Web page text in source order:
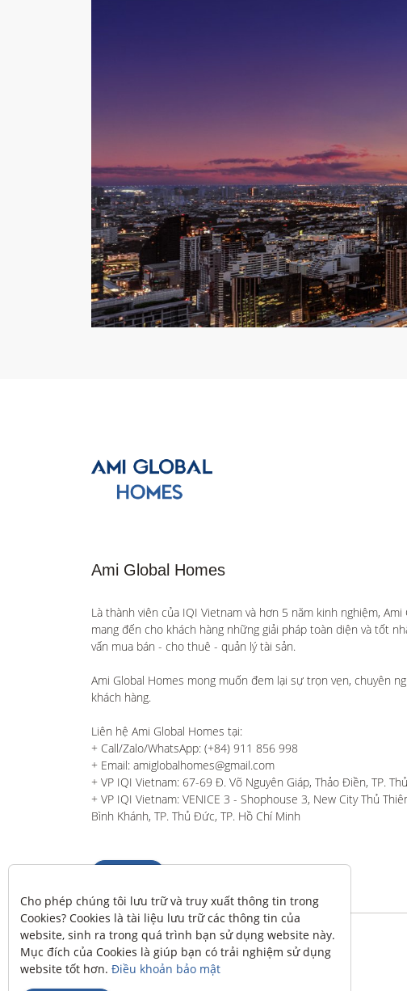
Ami Global Homes
Là thành viên của IQI Vietnam và hơn 5 năm kinh nghiệm,
mang đến cho khách hàng những giải pháp toàn diện và tốt
vấn mua bán - cho thuê - quản lý tài sản.
Ami Global Homes mong muốn đem lại sự trọn vẹn, chuyên
khách hàng.
Liên hệ Ami Global Homes tại:
+ Call/Zalo/WhatsApp: (+84) 911 856 998
+ Email: amiglobalhomes@gmail.com
+ VP IQI Vietnam: 67-69 Đ. Võ Nguyên Giáp, Thảo Điền, TP.
+ VP IQI Vietnam: VENICE 3 - Shophouse 3, New City Thủ
Bình Khánh, TP. Thủ Đức, TP. Hồ Chí Minh
Cho phép chúng tôi lưu trữ và truy xuất thông tin trong
Cookies? Cookies là tài liệu lưu trữ các thông tin của
website, sinh ra trong quá trình bạn sử dụng website này.
Mục đích của Cookies là giúp bạn có trải nghiệm sử dụng
website tốt hơn. Điều khoản bảo mật